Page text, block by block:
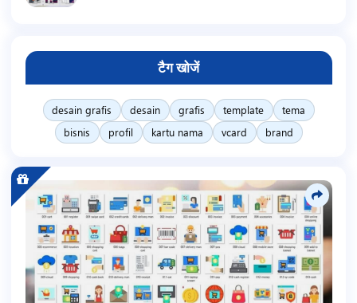
टैग खोजें
desain grafis desain grafis template
tema
bisnis
profil kartu nama vcard brand